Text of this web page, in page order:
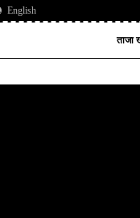
English
ताजा